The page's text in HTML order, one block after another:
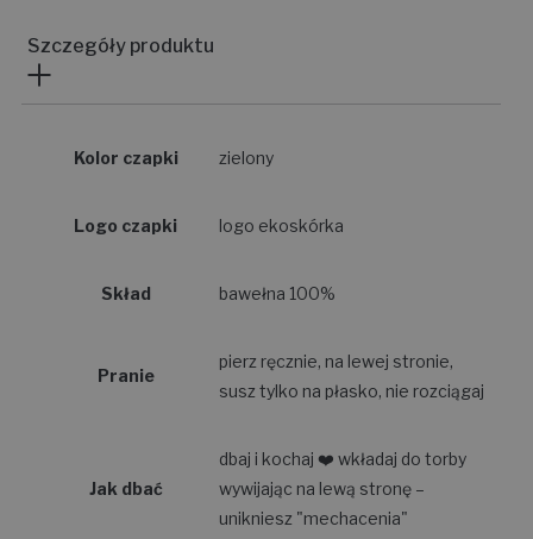
Szczegóły produktu
Kolor czapki zielony
Logo czapki logo ekoskórka
Skład bawełna 100%
Pranie
pierz ręcznie, na lewej stronie,
susz tylko na płasko, nie rozciągaj
Jak dbać
dbaj i kochaj ❤️ wkładaj do torby
wywijając na lewą stronę –
unikniesz "mechacenia"